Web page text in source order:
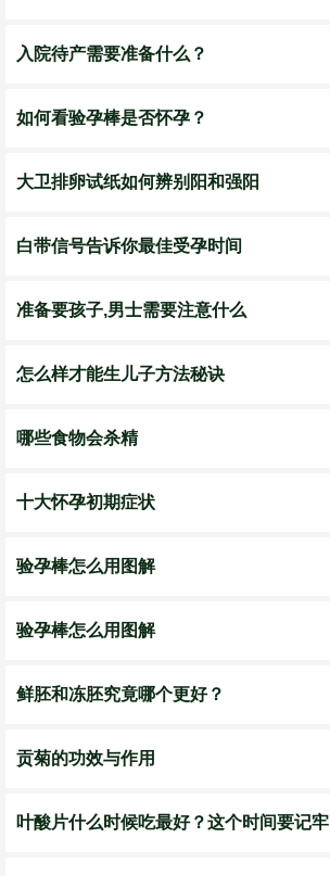
入院待产需要准备什么？
如何看验孕棒是否怀孕？
大卫排卵试纸如何辨别阳和强阳
白带信号告诉你最佳受孕时间
准备要孩子,男士需要注意什么
怎么样才能生儿子方法秘诀
哪些食物会杀精
十大怀孕初期症状
验孕棒怎么用图解
验孕棒怎么用图解
鲜胚和冻胚究竟哪个更好？
贡菊的功效与作用
叶酸片什么时候吃最好？这个时间要记牢